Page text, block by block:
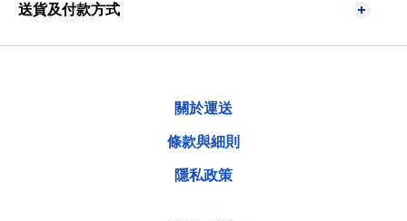
送貨及付款方式
關於運送
條款與細則
隱私政策